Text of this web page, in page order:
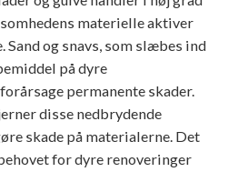
materielle aktiver
og snavs, som slæbes ind
på dyre
permanente skader.
disse nedbrydende
skade på materialerne. Det
for dyre renoveringer